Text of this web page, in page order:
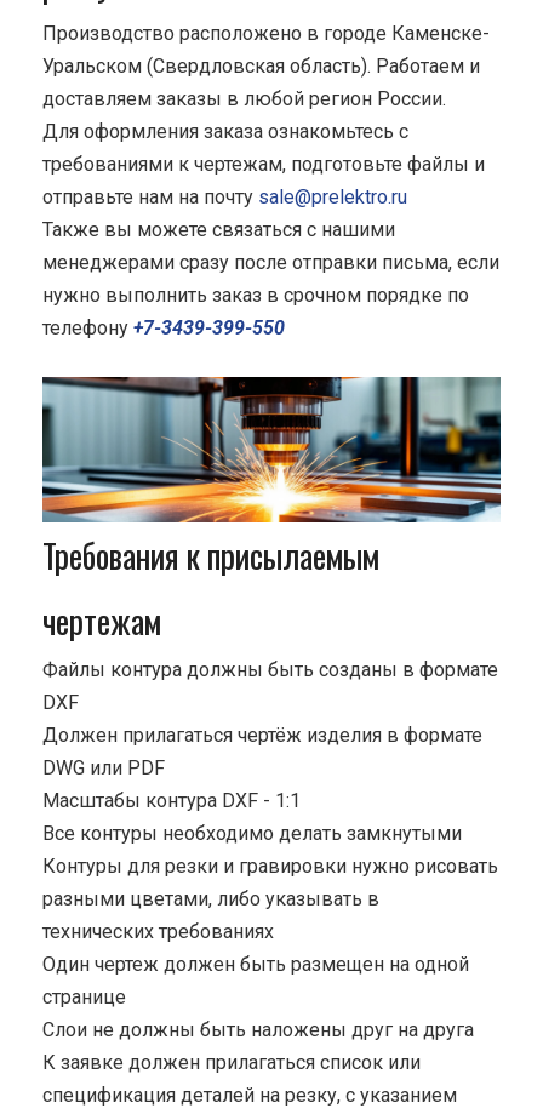
Производство расположено в городе Каменске-
Уральском (Свердловская область). Работаем и
доставляем заказы в любой регион России.
Для оформления заказа ознакомьтесь с
требованиями к чертежам, подготовьте файлы и
отправьте нам на почту sale@prelektro.ru
Также вы можете связаться с нашими
менеджерами сразу после отправки письма, если
нужно выполнить заказ в срочном порядке по
телефону +7-3439-399-550
Требования к присылаемым
чертежам
Файлы контура должны быть созданы в формате
DXF
Должен прилагаться чертёж изделия в формате
DWG или PDF
Масштабы контура DXF - 1:1
Все контуры необходимо делать замкнутыми
Контуры для резки и гравировки нужно рисовать
разными цветами, либо указывать в
технических требованиях
Один чертеж должен быть размещен на одной
странице
Cлои не должны быть наложены друг на друга
К заявке должен прилагаться список или
спецификация деталей на резку, с указанием